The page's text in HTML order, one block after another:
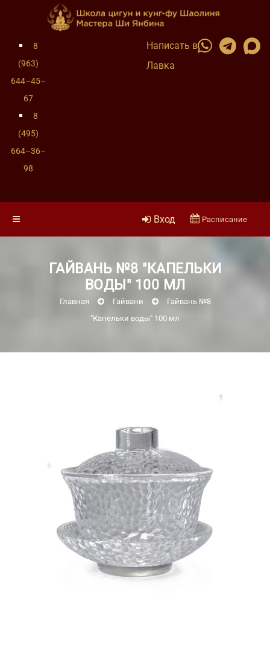
8
(963)
644–45–
67
8
(495)
664–36–
98
Написать в
Лавка
Вход Расписание
ГАЙВАНЬ №8 "КАПЕЛЬКИ
ВОДЫ" 100 МЛ
Главная Гайвани
Гайвань №8
"Капельки воды" 100 мл